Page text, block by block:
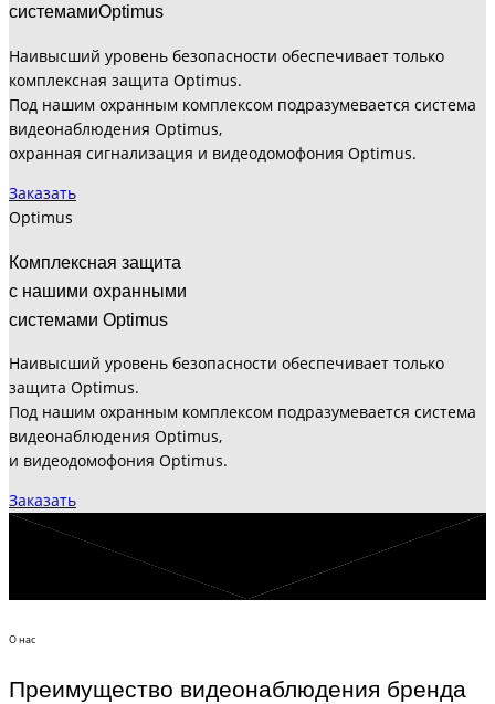
системамиOptimus
Наивысший уровень безопасности обеспечивает только
комплексная защита Optimus.
Под нашим охранным комплексом подразумевается система
видеонаблюдения Optimus,
охранная сигнализация и видеодомофония Optimus.
Заказать
Optimus
Комплексная защита
с нашими охранными
системами Optimus
Наивысший уровень безопасности обеспечивает только
защита Optimus.
Под нашим охранным комплексом подразумевается система
видеонаблюдения Optimus,
и видеодомофония Optimus.
Заказать
О нас
Преимущество видеонаблюдения бренда